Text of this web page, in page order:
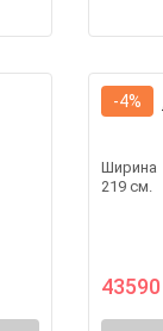
Ширина
219 см.
-4%